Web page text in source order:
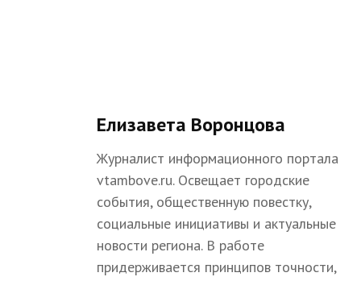
Елизавета Воронцова
Журналист информационного портала
vtambove.ru. Освещает городские
события, общественную повестку,
социальные инициативы и актуальные
новости региона. В работе
придерживается принципов точности,